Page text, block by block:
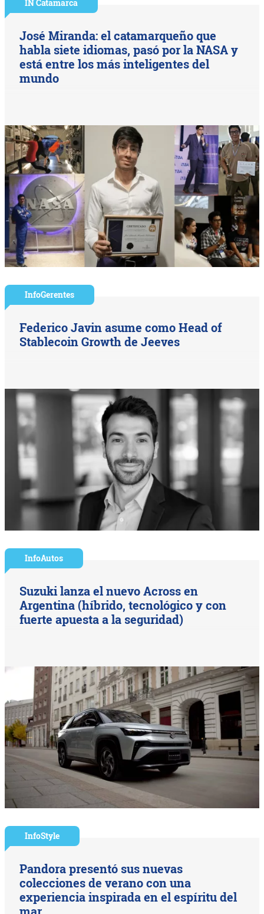
IN Catamarca
José Miranda: el catamarqueño que
habla siete idiomas, pasó por la NASA y
está entre los más inteligentes del
mundo
InfoGerentes
Federico Javin asume como Head of
Stablecoin Growth de Jeeves
InfoAutos
Suzuki lanza el nuevo Across en
Argentina (híbrido, tecnológico y con
fuerte apuesta a la seguridad)
InfoStyle
Pandora presentó sus nuevas
colecciones de verano con una
experiencia inspirada en el espíritu del
mar